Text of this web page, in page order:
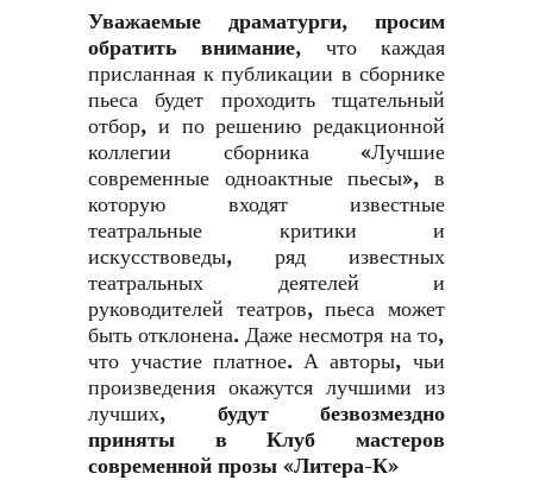
Уважаемые драматурги, просим
обратить внимание, что каждая
присланная к публикации в сборнике
пьеса будет проходить тщательный
отбор, и по решению редакционной
коллегии сборника «Лучшие
современные одноактные пьесы», в
которую входят известные
театральные критики и
искусствоведы, ряд известных
театральных деятелей и
руководителей театров, пьеса может
быть отклонена. Даже несмотря на то,
что участие платное. А авторы, чьи
произведения окажутся лучшими из
лучших, будут безвозмездно
приняты в Клуб мастеров
современной прозы «Литера-К»